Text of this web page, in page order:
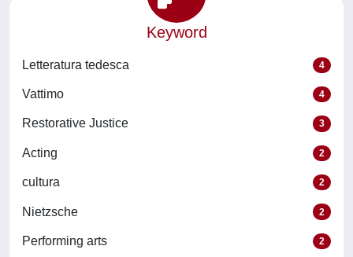
Keyword
Letteratura tedesca 4
Vattimo 4
Restorative Justice 3
Acting 2
cultura 2
Nietzsche 2
Performing arts 2